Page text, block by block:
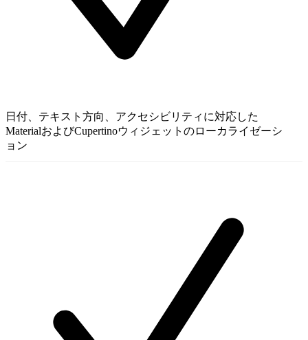
日付、テキスト方向、アクセシビリティに対応した
MaterialおよびCupertinoウィジェットのローカライゼーシ
ョン